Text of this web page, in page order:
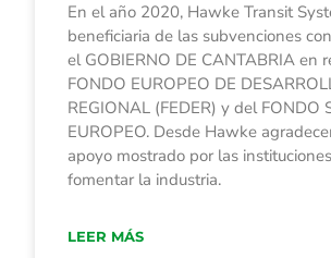
En el año 2020, Hawke Transit
beneficiaria de las subvenciones
el GOBIERNO DE CANTABRIA en
FONDO EUROPEO DE
REGIONAL (FEDER) y del FONDO
EUROPEO. Desde Hawke
apoyo mostrado por las
fomentar la industria.
LEER MÁS